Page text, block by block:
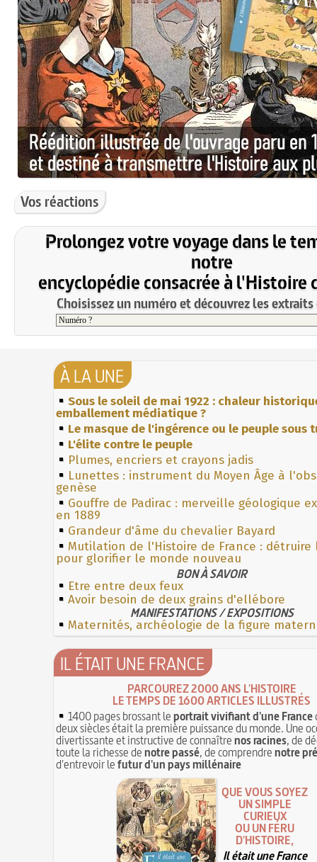
Vos réactions
Prolongez votre voyage dans le
notre
encyclopédie consacrée à l'Histoire
Choisissez un numéro et découvrez les
À LA UNE
Sous le soleil de mai 1922 : chaleur
emballement médiatique ?
Le masque de l'ingérence ou le peuple sous
L'élite contre le peuple
Plumes, encriers et crayons jadis
Lunettes : instrument du Moyen Âge à
genèse
Gouffre de Padirac : merveille géologique
en 1889
Grandeur d'âme du chevalier Bayard
Mutilation de l'Histoire de France : détruire
pour glorifier le monde nouveau
BON À SAVOIR
Etre entre deux feux
Avoir besoin de deux grains d'ellébore
MANIFESTATIONS / EXPOSITIONS
Maternités, archéologie de la figure
IL ÉTAIT UNE FRANCE
PARCOUREZ 2000 ANS L'HISTOIRE
LE TEMPS DE 1600 ARTICLES ILLUSTRÉS
1400 pages brossant leportrait vivifiant d'une France
deux siècles était la première puissance du monde. Une
divertissante et instructive de connaîtrenos racines, de
toute la richesse denotre passé, de comprendrenotre
d'entrevoir lefutur d'un pays millénaire
QUE VOUS SOYEZ
UN SIMPLE
CURIEUX
OU UN FÉRU
D'HISTOIRE,
Il était une France